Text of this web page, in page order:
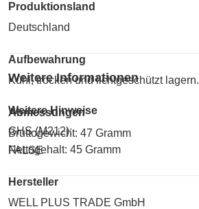
Produktionsland
Deutschland
Aufbewahrung
Kühl, trocken und lichtgeschützt lagern.
Abmessungen
Bruttogewicht: 47 Gramm
Nettogehalt: 45 Gramm
Hersteller
WELL PLUS TRADE GmbH
Weitere Informationen
Weitere Hinweise
GHS (M212):
FALSE